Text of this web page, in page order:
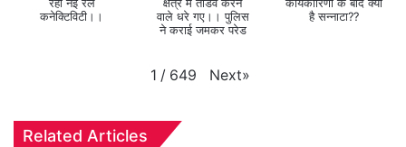
रही नई रेल
कनेक्टिविटी।।
क्षेत्र में तांडव करने
वाले धरे गए।। पुलिस
ने कराई जमकर परेड
कार्यकारिणी के बाद क्यों
है सन्नाटा??
1 / 649 Next»
Related Articles